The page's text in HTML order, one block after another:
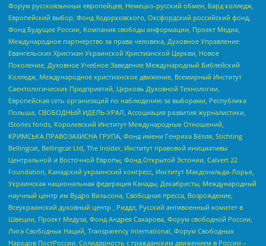
Форум русскоязычных европейцев, Немецко-русский обмен, Бард колледж,
Европейский выбор, Фонд Ходорковского, Оксфордский российский фонд,
Фонд Будущее России, Компания свободы информации, Проект Медиа,
Международное партнерство за права человека, Духовное Управление
Евангельских Христиан Украинской Христианской Церкви, Новое
Поколение, Духовное Учебное Заведение Международный Библейский
Колледж, Международное христианское движение, Всемирный Институт
Саентологических Предприятий, Церковь Духовной Технологии,
Европейская сеть организаций по наблюдению за выборами, Республика
Польша, СВОБОДНЫЙ ИДЕЛЬ-УРАЛ, Ассоциация развития журналистики,
IStories fonds, Королевский Институт Международных Отношений,
КРИМСЬКА ПРАВОЗАХИСНА ГРУПА, Фонд имени Генриха Бёлля, Stichting
Bellingcat, Bellingcat Ltd, The Insider, Институт правовой инициативы
Центральной и Восточной Европы, Фонд Открытой Эстонии, Calvert 22
Foundation, Канадский украинский конгресс, Институт Макдональда-Лорье,
Украинская национальная федерация Канады, Декабристы, Международный
научный центр им Вудро Вильсона, Свободная пресса, Возрождение,
Всеукраинский духовный центр , Риддл, Русский антивоенный комитет в
Швеции, Проект Медуза, Фонд Андрея Сахарова, Форум свободной России,
Лига Свободных Наций, Transparеncy International, Форум Свободных
Народов ПостРоссии, Солидарность с гражданским движением в России –